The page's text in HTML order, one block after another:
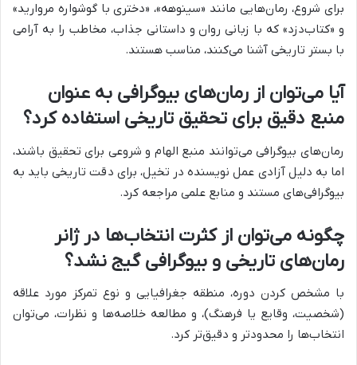
برای شروع، رمان‌هایی مانند «سینوهه»، «دختری با گوشواره مروارید»
و «کتاب‌دزد» که با زبانی روان و داستانی جذاب، مخاطب را به آرامی
با بستر تاریخی آشنا می‌کنند، مناسب هستند.
آیا می‌توان از رمان‌های بیوگرافی به عنوان
منبع دقیق برای تحقیق تاریخی استفاده کرد؟
رمان‌های بیوگرافی می‌توانند منبع الهام و شروعی برای تحقیق باشند،
اما به دلیل آزادی عمل نویسنده در تخیل، برای دقت تاریخی باید به
بیوگرافی‌های مستند و منابع علمی مراجعه کرد.
چگونه می‌توان از کثرت انتخاب‌ها در ژانر
رمان‌های تاریخی و بیوگرافی گیج نشد؟
با مشخص کردن دوره، منطقه جغرافیایی و نوع تمرکز مورد علاقه
(شخصیت، وقایع یا فرهنگ)، و مطالعه خلاصه‌ها و نظرات، می‌توان
انتخاب‌ها را محدودتر و دقیق‌تر کرد.